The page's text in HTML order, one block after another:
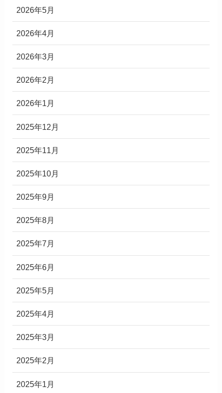
2026年5月
2026年4月
2026年3月
2026年2月
2026年1月
2025年12月
2025年11月
2025年10月
2025年9月
2025年8月
2025年7月
2025年6月
2025年5月
2025年4月
2025年3月
2025年2月
2025年1月